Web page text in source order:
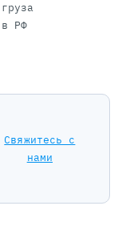
в РФ
Свяжитесь с
нами